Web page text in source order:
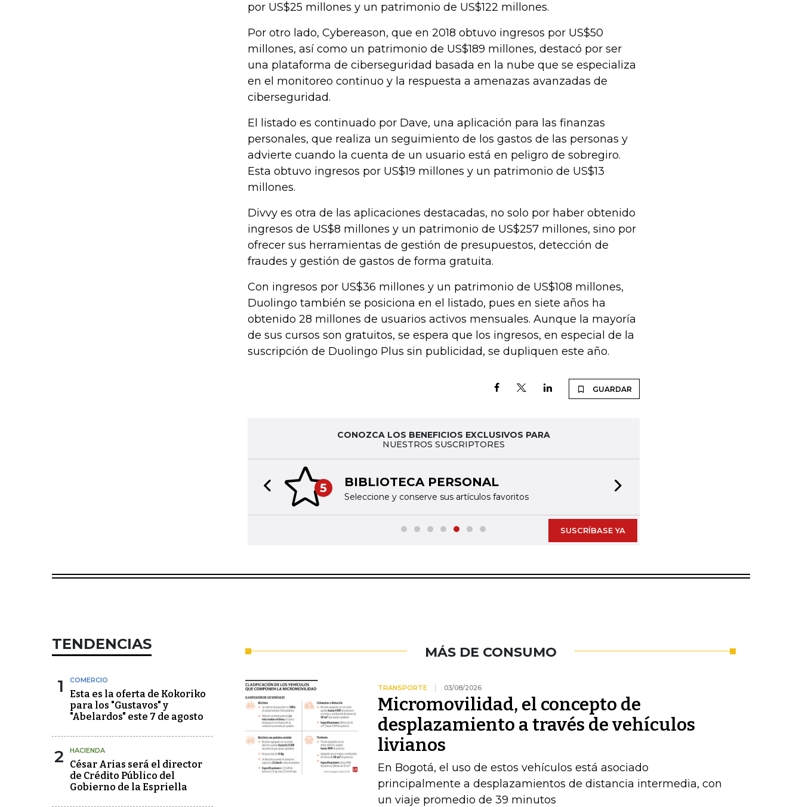
por US$25 millones y un patrimonio de US$122 millones.
Por otro lado, Cybereason, que en 2018 obtuvo ingresos por US$50
millones, así como un patrimonio de US$189 millones, destacó por ser
una plataforma de ciberseguridad basada en la nube que se especializa
en el monitoreo continuo y la respuesta a amenazas avanzadas de
ciberseguridad.
El listado es continuado por Dave, una aplicación para las finanzas
personales, que realiza un seguimiento de los gastos de las personas y
advierte cuando la cuenta de un usuario está en peligro de sobregiro.
Esta obtuvo ingresos por US$19 millones y un patrimonio de US$13
millones.
Divvy es otra de las aplicaciones destacadas, no solo por haber obtenido
ingresos de US$8 millones y un patrimonio de US$257 millones, sino por
ofrecer sus herramientas de gestión de presupuestos, detección de
fraudes y gestión de gastos de forma gratuita.
Con ingresos por US$36 millones y un patrimonio de US$108 millones,
Duolingo también se posiciona en el listado, pues en siete años ha
obtenido 28 millones de usuarios activos mensuales. Aunque la mayoría
de sus cursos son gratuitos, se espera que los ingresos, en especial de la
suscripción de Duolingo Plus sin publicidad, se dupliquen este año.
GUARDAR
CONOZCA LOS BENEFICIOS EXCLUSIVOS PARA
NUESTROS SUSCRIPTORES
5 BIBLIOTECA PERSONAL
Seleccione y conserve sus artículos favoritos
Previous slide
SUSCRÍBASE YA
TENDENCIAS
1 COMERCIO
Esta es la oferta de Kokoriko
para los "Gustavos" y
"Abelardos" este 7 de agosto
2 HACIENDA
César Arias será el director
de Crédito Público del
Gobierno de la Espriella
MÁS DE CONSUMO
TRANSPORTE 03/08/2026
Micromovilidad, el concepto de
desplazamiento a través de vehículos
livianos
En Bogotá, el uso de estos vehículos está asociado
principalmente a desplazamientos de distancia intermedia, con
un viaje promedio de 39 minutos